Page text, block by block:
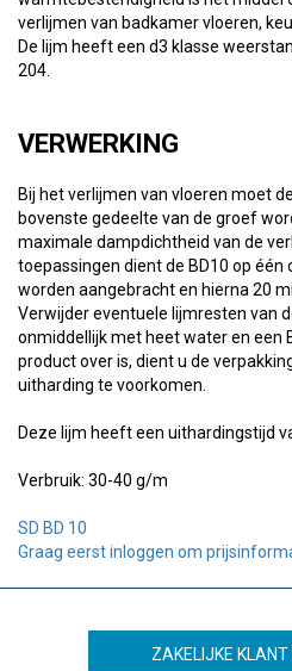
verlijmen van badkamer vloeren,
De lijm heeft een d3 klasse
204.
VERWERKING
Bij het verlijmen van vloeren moet
bovenste gedeelte van de groef
maximale dampdichtheid van de
toepassingen dient de BD10 op
worden aangebracht en hierna 20
Verwijder eventuele lijmresten van
onmiddellijk met heet water en een
product over is, dient u de
uitharding te voorkomen.
Deze lijm heeft een uithardingstijd
Verbruik: 30-40 g/m
SD BD 10
Graag eerst inloggen om
ZAKELIJKE KLANT